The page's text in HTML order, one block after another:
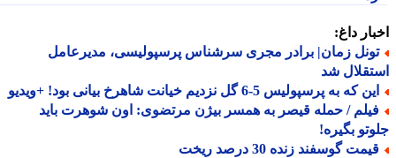
داغ:
زمان| برادر مجری سرشناس پرسپولیسی، مدیرعامل
شد
که به پرسپولیس 5-6 گل نزدیم خیانت شاهرخ بیانی بود! +ویدیو
/ حمله قیصر به همسر بیژن مرتضوی: اون شوهرت باید
بگیره!
گوسفند زنده 30 درصد ریخت